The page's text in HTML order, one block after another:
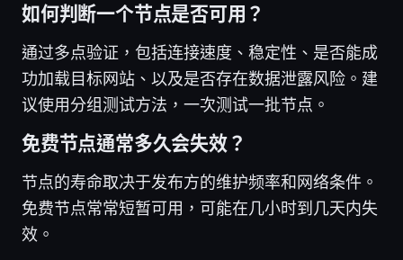
如何判断一个节点是否可用？
通过多点验证，包括连接速度、稳定性、是否能成
功加载目标网站、以及是否存在数据泄露风险。建
议使用分组测试方法，一次测试一批节点。
免费节点通常多久会失效？
节点的寿命取决于发布方的维护频率和网络条件。
免费节点常常短暂可用，可能在几小时到几天内失
效。